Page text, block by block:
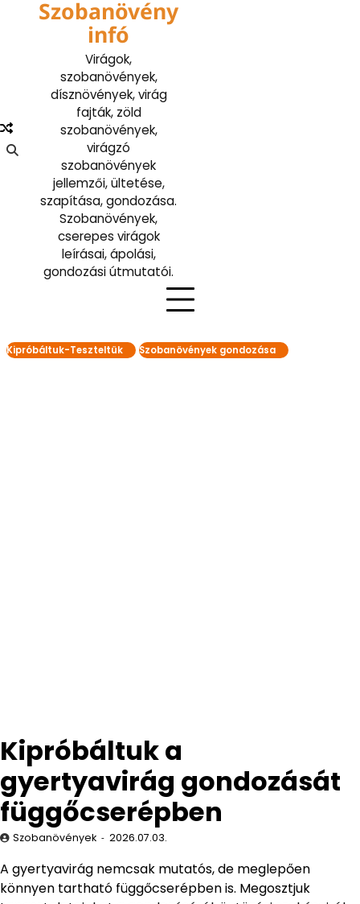
Szobanövény
infó
Virágok,
szobanövények,
dísznövények, virág
fajták, zöld
szobanövények,
virágzó
szobanövények
jellemzői, ültetése,
szapítása, gondozása.
Szobanövények,
cserepes virágok
leírásai, ápolási,
gondozási útmutatói.
Kipróbáltuk-Teszteltük Szobanövények gondozása
Kipróbáltuk a
gyertyavirág gondozását
függőcserépben
Szobanövények 2026.07.03.
A gyertyavirág nemcsak mutatós, de meglepően
könnyen tartható függőcserépben is. Megosztjuk